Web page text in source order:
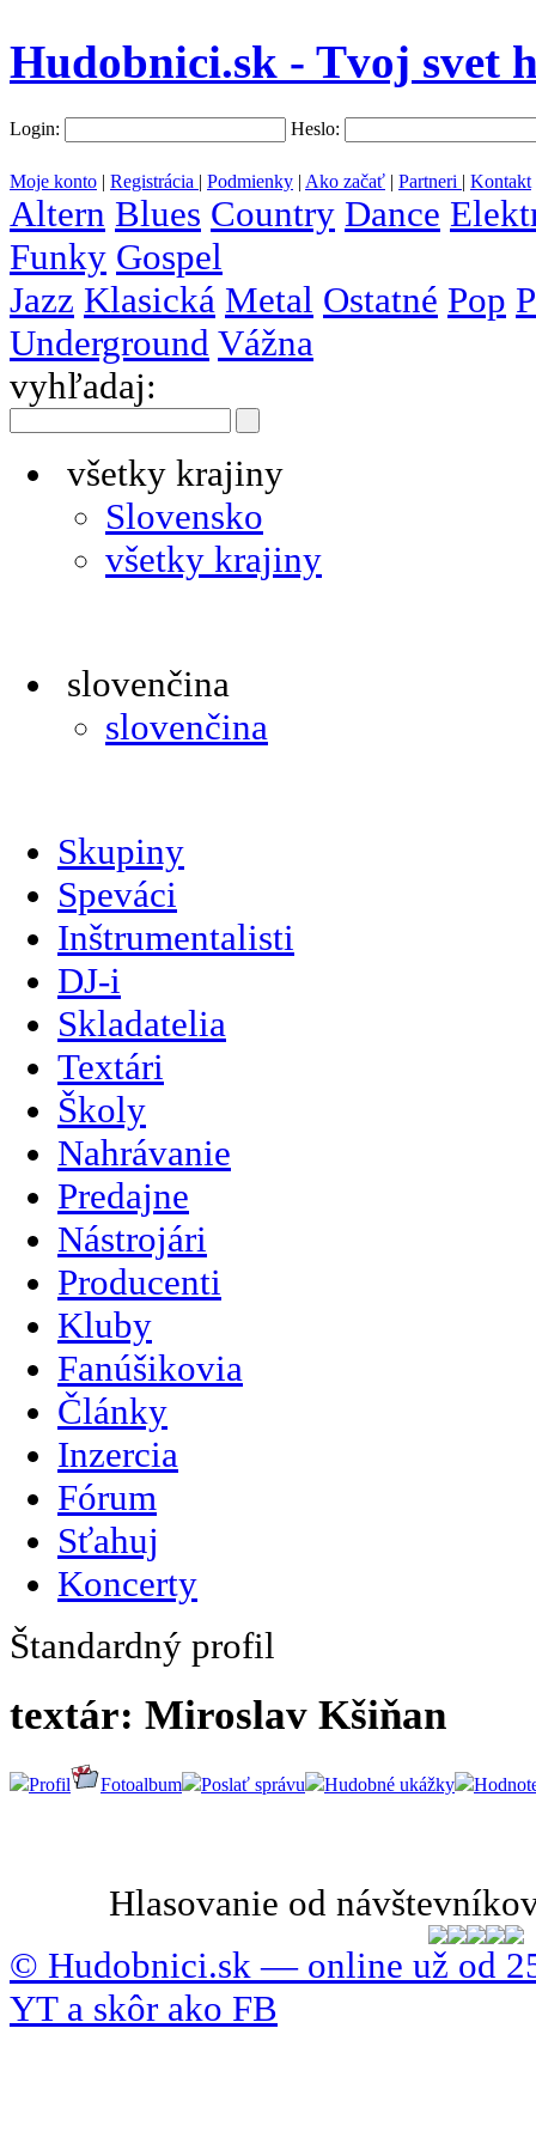
Hudobnici.sk - Tvoj svet
Login: Heslo:
Moje konto | Registrácia | Podmienky | Ako začať | Partneri | Kontakt
Altern Blues Country Dance
Funky Gospel
Jazz Klasická Metal Ostatné Pop
Underground Vážna
vyhľadaj:
všetky krajiny
Slovensko
všetky krajiny
slovenčina
slovenčina
Skupiny
Speváci
Inštrumentalisti
DJ-i
Skladatelia
Textári
Školy
Nahrávanie
Predajne
Nástrojári
Producenti
Kluby
Fanúšikovia
Články
Inzercia
Fórum
Sťahuj
Koncerty
Štandardný profil
textár: Miroslav Kšiňan
Profil Fotoalbum Poslať správu Hudobné ukážky
Hlasovanie od
© Hudobnici.sk — online už od
YT a skôr ako FB